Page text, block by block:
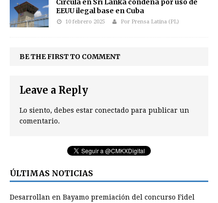
Circula en Sri Lanka condena por uso de
EEUU ilegal base en Cuba
10 febrero 2025 Por Prensa Latina (PL)
BE THE FIRST TO COMMENT
Leave a Reply
Lo siento, debes estar conectado para publicar un
comentario.
ÚLTIMAS NOTICIAS
Desarrollan en Bayamo premiación del concurso Fidel